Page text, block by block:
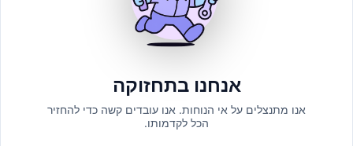
אנחנו בתחזוקה
אנו מתנצלים על אי הנוחות. אנו עובדים קשה כדי להחזיר
הכל לקדמותו.